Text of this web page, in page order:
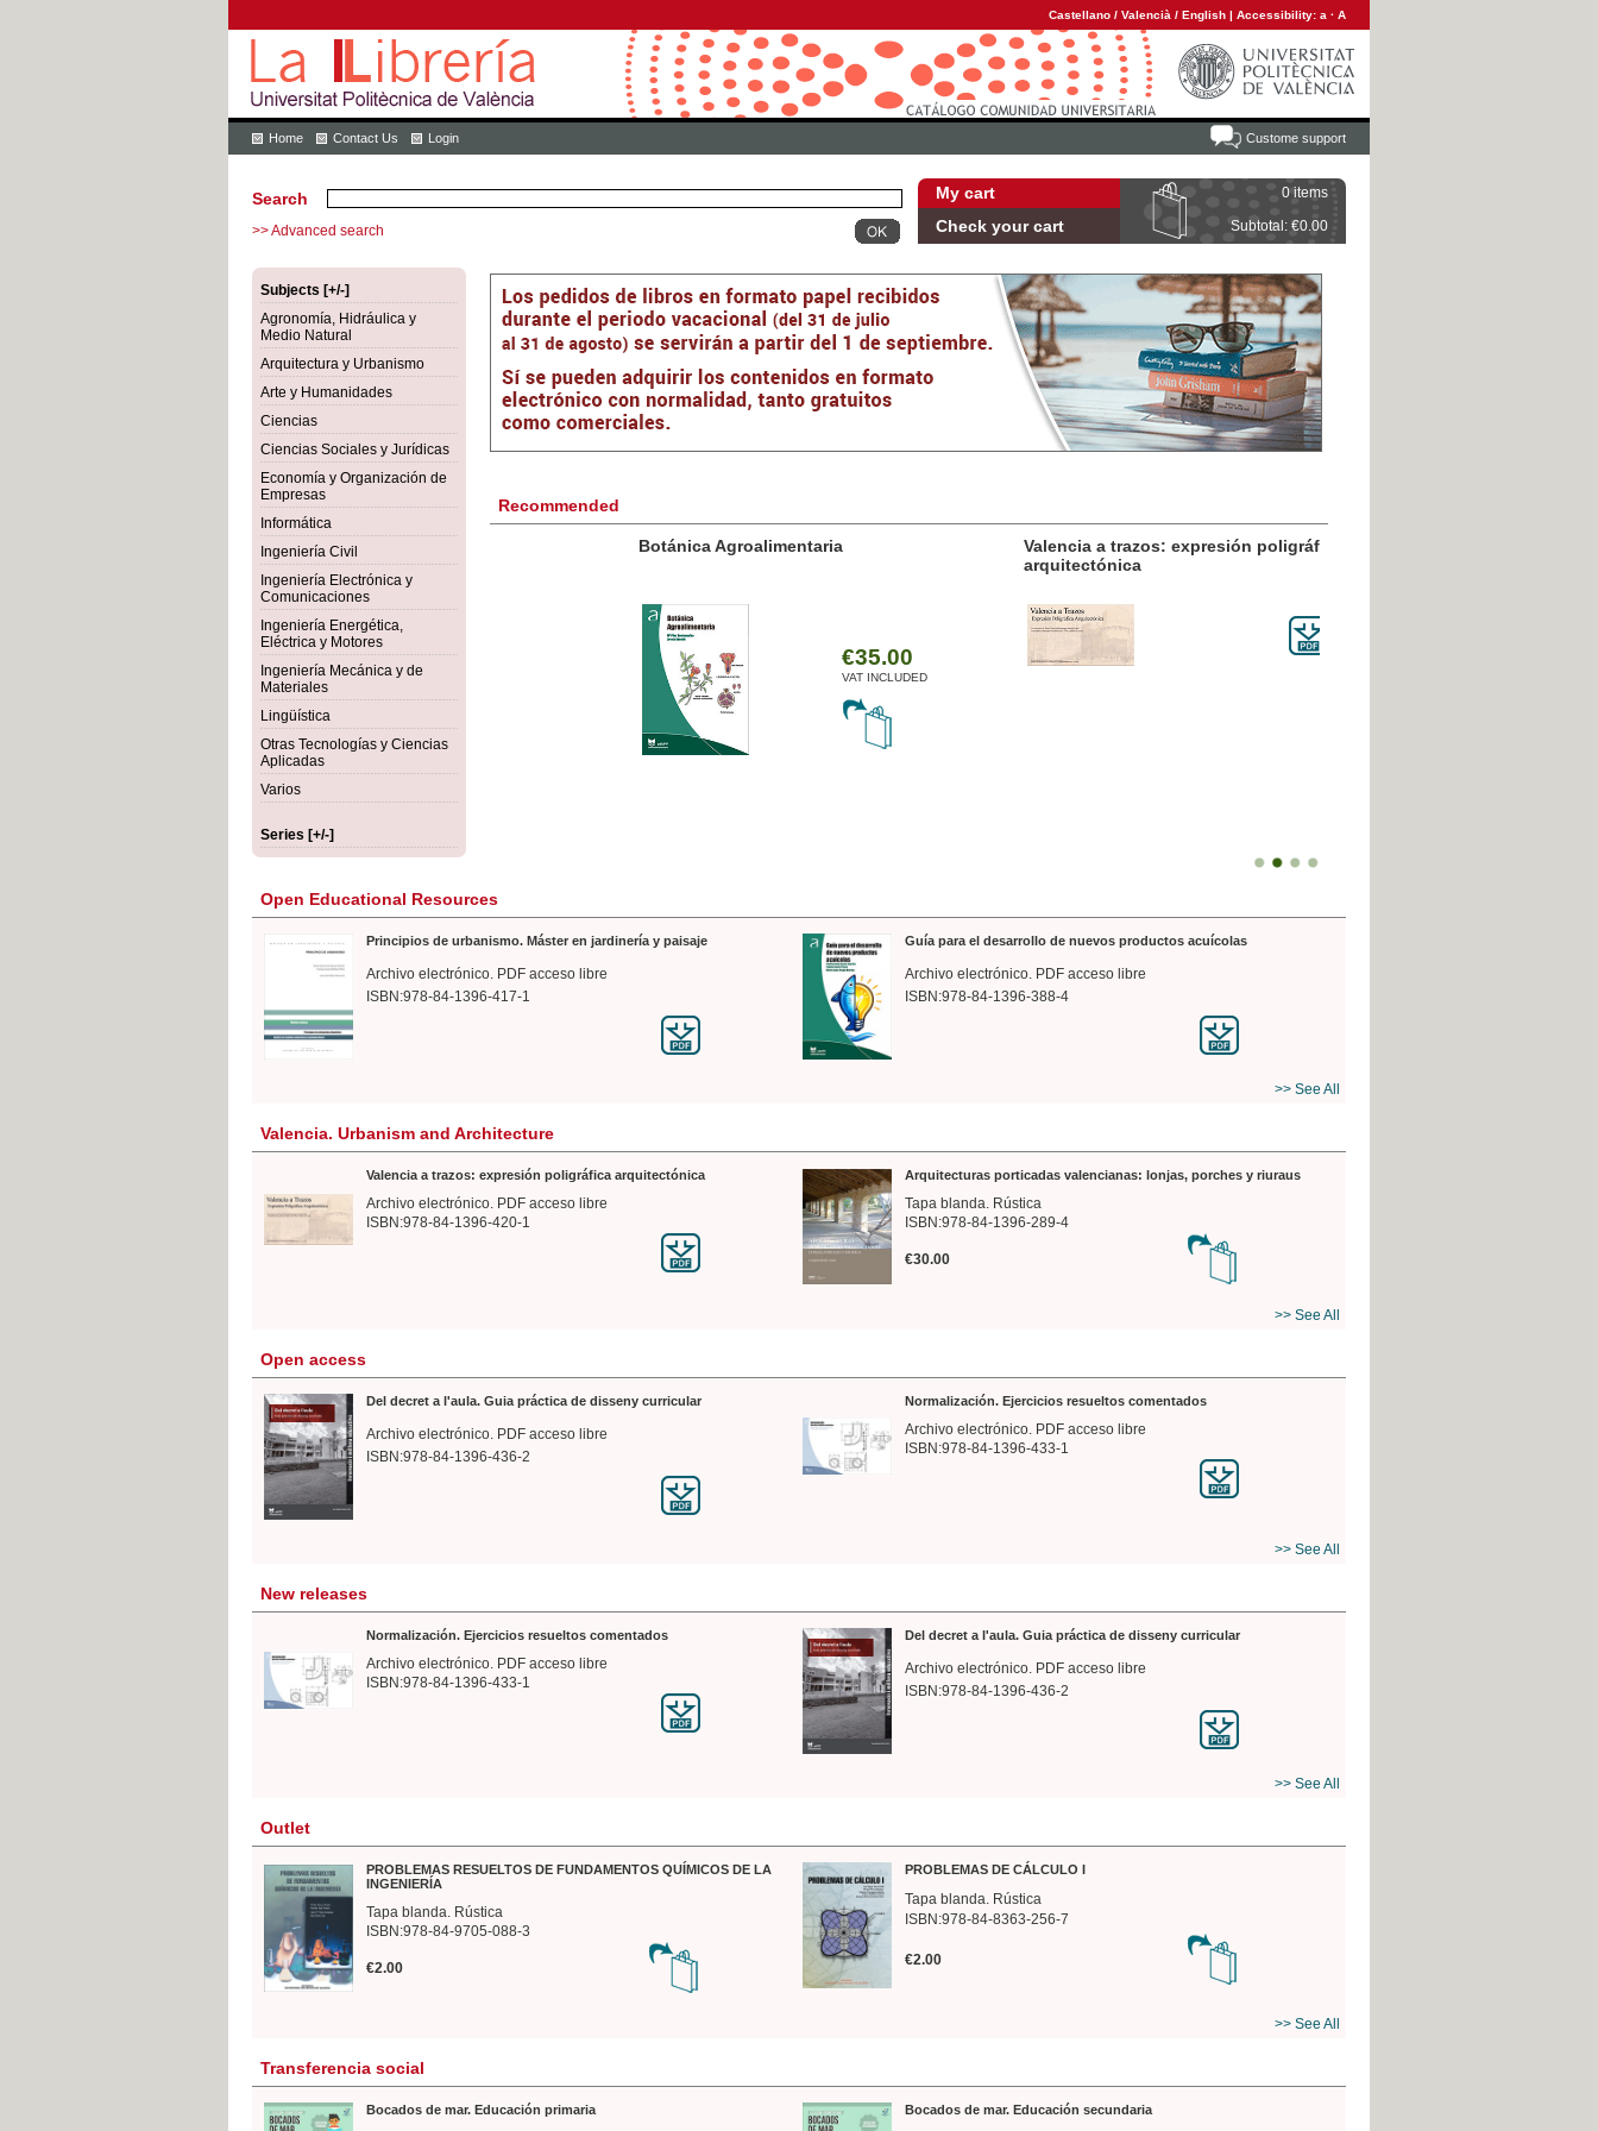
Castellano / Valencià / English | Accessibility: a · A
Custome support
Home Contact Us Login
My cart 0 items
Check your cart Subtotal: €0.00
Search
>> Advanced search
Subjects [+/-]
Agronomía, Hidráulica y
Medio Natural
Arquitectura y Urbanismo
Arte y Humanidades
Ciencias
Ciencias Sociales y Jurídicas
Economía y Organización de
Empresas
Informática
Ingeniería Civil
Ingeniería Electrónica y
Comunicaciones
Ingeniería Energética,
Eléctrica y Motores
Ingeniería Mecánica y de
Materiales
Lingüística
Otras Tecnologías y Ciencias
Aplicadas
Varios
Series [+/-]
Recommended
Botánica Agroalimentaria
€35.00
VAT INCLUDED
Valencia a trazos: expresión poligráfica
Open Educational Resources
Principios de urbanismo. Máster en jardinería y paisaje
Archivo electrónico. PDF acceso libre
ISBN:978-84-1396-417-1
Guía para el desarrollo de nuevos productos acuícolas
Archivo electrónico. PDF acceso libre
ISBN:978-84-1396-388-4
>> See All
Valencia. Urbanism and Architecture
Valencia a trazos: expresión poligráfica arquitectónica
Archivo electrónico. PDF acceso libre
ISBN:978-84-1396-420-1
Arquitecturas porticadas valencianas: lonjas, porches y riuraus
Tapa blanda. Rústica
ISBN:978-84-1396-289-4
€30.00
>> See All
Open access
Del decret a l'aula. Guia práctica de disseny curricular
Archivo electrónico. PDF acceso libre
ISBN:978-84-1396-436-2
Normalización. Ejercicios resueltos comentados
Archivo electrónico. PDF acceso libre
ISBN:978-84-1396-433-1
>> See All
New releases
Normalización. Ejercicios resueltos comentados
Archivo electrónico. PDF acceso libre
ISBN:978-84-1396-433-1
Del decret a l'aula. Guia práctica de disseny curricular
Archivo electrónico. PDF acceso libre
ISBN:978-84-1396-436-2
>> See All
Outlet
PROBLEMAS RESUELTOS DE FUNDAMENTOS QUÍMICOS DE LA
INGENIERÍA
Tapa blanda. Rústica
ISBN:978-84-9705-088-3
€2.00
PROBLEMAS DE CÁLCULO I
Tapa blanda. Rústica
ISBN:978-84-8363-256-7
€2.00
>> See All
Transferencia social
Bocados de mar. Educación primaria Bocados de mar. Educación secundaria